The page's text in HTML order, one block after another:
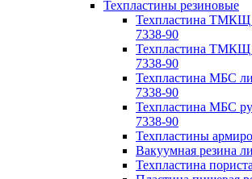
Техпластины резиновые
Техпластина ТМКЩ
7338-90
Техпластина ТМКЩ
7338-90
Техпластина МБС
7338-90
Техпластина МБС
7338-90
Техпластины
Вакуумная резина
Техпластина